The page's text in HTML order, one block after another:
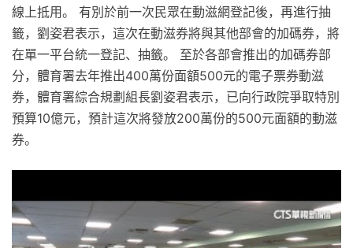
線上抵用。 有別於前一次民眾在動滋網登記後，再進行抽
籤，劉姿君表示，這次在動滋券將與其他部會的加碼券，將
在單一平台統一登記、抽籤。 至於各部會推出的加碼券部
分，體育署去年推出400萬份面額500元的電子票券動滋
券，體育署綜合規劃組長劉姿君表示，已向行政院爭取特別
預算10億元，預計這次將發放200萬份的500元面額的動滋
券。